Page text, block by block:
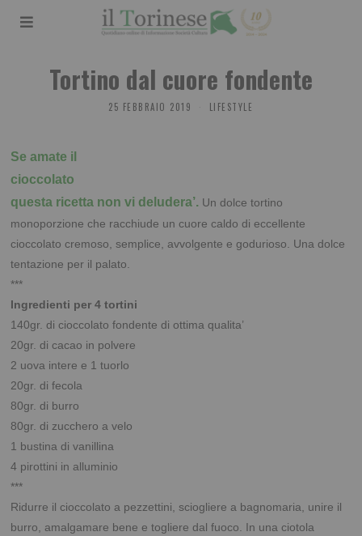
Tortino dal cuore fondente
25 FEBBRAIO 2019 LIFESTYLE
Se amate il
cioccolato
questa ricetta non vi deludera’. Un dolce tortino
monoporzione che racchiude un cuore caldo di eccellente
cioccolato cremoso, semplice, avvolgente e godurioso. Una dolce
tentazione per il palato.
***
Ingredienti per 4 tortini
140gr. di cioccolato fondente di ottima qualita’
20gr. di cacao in polvere
2 uova intere e 1 tuorlo
20gr. di fecola
80gr. di burro
80gr. di zucchero a velo
1 bustina di vanillina
4 pirottini in alluminio
***
Ridurre il cioccolato a pezzettini, sciogliere a bagnomaria, unire il
burro, amalgamare bene e togliere dal fuoco. In una ciotola